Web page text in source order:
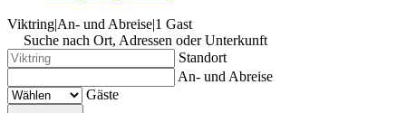
Viktring|An- und Abreise|1 Gast
Suche nach Ort, Adressen oder Unterkunft
Standort
An- und Abreise
Gäste